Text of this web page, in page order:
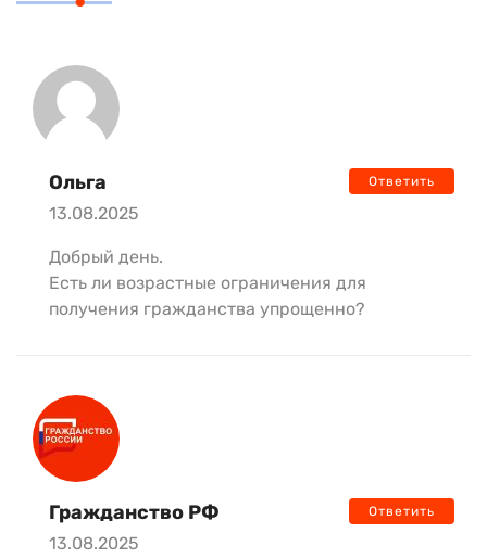
Ольга
13.08.2025
Ответить
Добрый день.
Есть ли возрастные ограничения для
получения гражданства упрощенно?
Гражданство РФ
13.08.2025
Ответить